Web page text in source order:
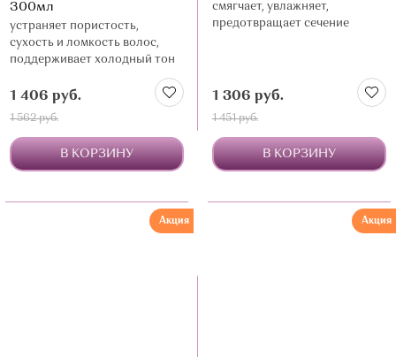
300мл
устраняет пористость,
сухость и ломкость волос,
поддерживает холодный тон
1 406 руб.
1 562 руб.
В КОРЗИНУ
смягчает, увлажняет,
предотвращает сечение
1 306 руб.
1 451 руб.
В КОРЗИНУ
Акция Акция